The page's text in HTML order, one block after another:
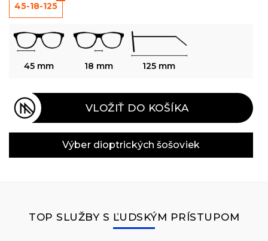
45-18-125
45 mm 18 mm 125 mm
VLOŽIŤ DO KOŠÍKA
Výber dioptrických šošoviek
TOP SLUŽBY S ĽUDSKÝM PRÍSTUPOM